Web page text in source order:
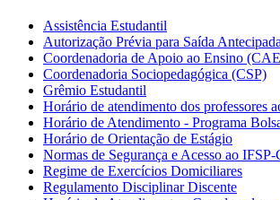
Assistência Estudantil
Autorização Prévia para Saída Antecipada
Coordenadoria de Apoio ao Ensino
Coordenadoria Sociopedagógica (CSP)
Grêmio Estudantil
Horário de atendimento dos professores
Horário de Atendimento - Programa
Horário de Orientação de Estágio
Normas de Segurança e Acesso ao IFSP-
Regime de Exercícios Domiciliares
Regulamento Disciplinar Discente